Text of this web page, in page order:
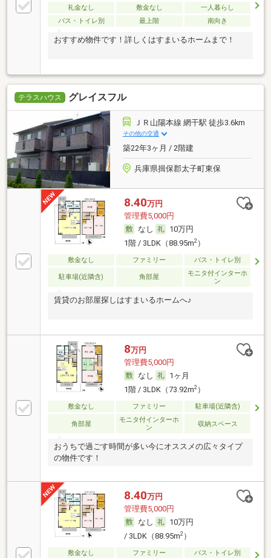
礼金なし 敷金なし
一人暮らし
バス・トイレ別
最上階 南向き
おすすめ物件です！詳しくはすまいるホームまで！
テラスハウス グレイスフル
ＪＲ山陽本線 網干駅 徒歩3.6km
その他の交通
築22年3ヶ月 / 2階建
兵庫県揖保郡太子町東保
8.40万円
管理費5,000円
なし
10万円
1階 / 3LDK（88.95m2）
敷金なし ファミリー バス・トイレ別
駐車場(近隣含) 角部屋
モニタ付インターホ
ン
賃貸のお部屋探しはすまいるホームへ♪
8万円
管理費5,000円
なし
1ヶ月
1階 / 3LDK（73.92m2）
敷金なし ファミリー 駐車場(近隣含)
角部屋
モニタ付インターホ
ン
収納スペース
おうちで過ごす時間が多い今にオススメの広々タイプ
の物件です！
8.40万円
管理費5,000円
なし
10万円
/ 3LDK（88.95m2）
敷金なし ファミリー バス・トイレ別